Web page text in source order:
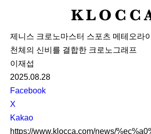
K
O
C
제니스 크로노마스터 스포츠 메테오라
천체의 신비를 결합한 크로노그래프
이재섭
2025.08.28
S
N
S
S
Facebook
X
Kakao
https://www.klocca.com/news/